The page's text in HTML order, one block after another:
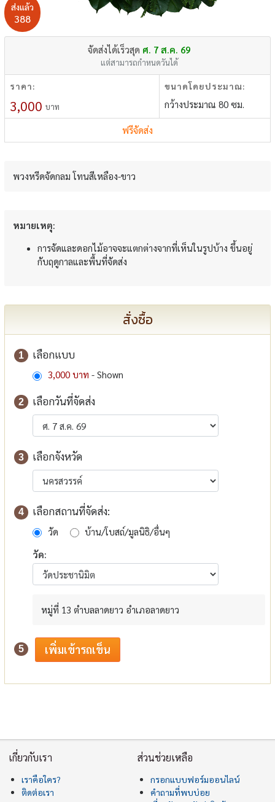
ส่งแล้ว
388
จัดส่งได้เร็วสุด ศ. 7 ส.ค. 69
แต่สามารถกำหนดวันได้
ราคา:
3,000 บาท
ขนาดโดยประมาณ:
กว้างประมาณ 80 ซม.
ฟรีจัดส่ง
พวงหรีดจัดกลม โทนสีเหลือง-ขาว
หมายเหตุ:
การจัดและดอกไม้อาจจะแตกต่างจากที่เห็นในรูปบ้าง ขึ้นอยู่
กับฤดูกาลและพื้นที่จัดส่ง
สั่งซื้อ
1 เลือกแบบ
3,000 บาท - Shown
2 เลือกวันที่จัดส่ง
3 เลือกจังหวัด
4 เลือกสถานที่จัดส่ง:
วัด
บ้าน/โบสถ์/มูลนิธิ/อื่นๆ
วัด:
หมู่ที่ 13 ตำบลลาดยาว อำเภอลาดยาว
5
เกี่ยวกับเรา
เราคือใคร?
ติดต่อเรา
ส่วนช่วยเหลือ
กรอกแบบฟอร์มออนไลน์
คำถามที่พบบ่อย